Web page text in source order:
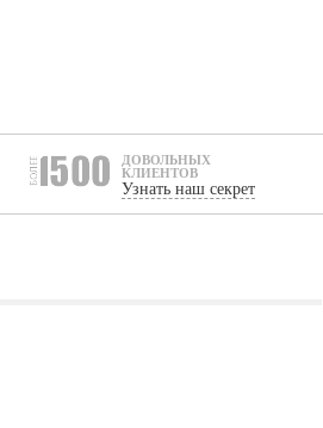
ДОВОЛЬНЫХ
КЛИЕНТОВ
Узнать наш секрет